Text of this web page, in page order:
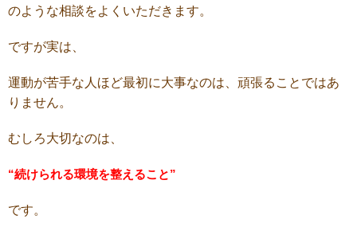
のような相談をよくいただきます。
ですが実は、
運動が苦手な人ほど最初に大事なのは、頑張ることではあ
りません。
むしろ大切なのは、
“続けられる環境を整えること”
です。